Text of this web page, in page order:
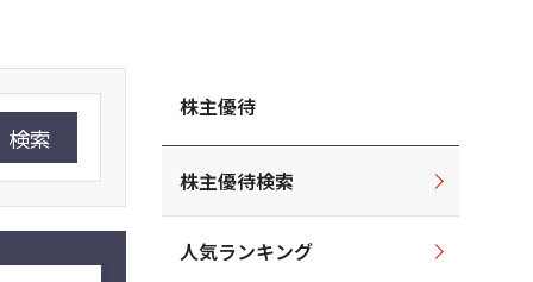
検索
株主優待
株主優待検索
人気ランキング